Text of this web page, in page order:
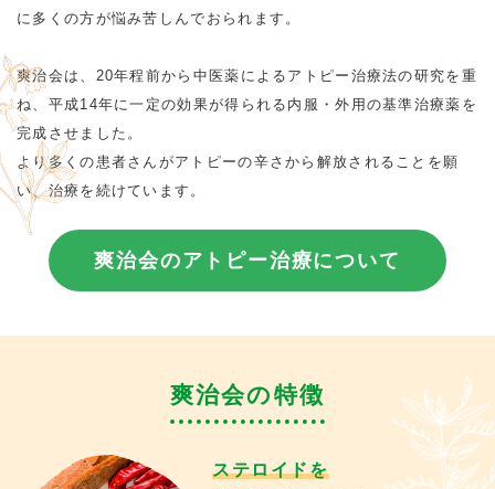
に多くの方が悩み苦しんでおられます。
爽治会は、20年程前から中医薬によるアトピー治療法の研究を重
ね、平成14年に一定の効果が得られる内服・外用の基準治療薬を
完成させました。
より多くの患者さんがアトピーの辛さから解放されることを願
い、治療を続けています。
爽治会のアトピー治療について
爽治会の特徴
ステロイドを